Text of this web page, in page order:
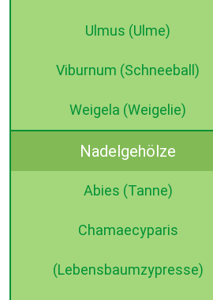
Ulmus (Ulme)
Viburnum (Schneeball)
Weigela (Weigelie)
Nadelgehölze
Abies (Tanne)
Chamaecyparis
(Lebensbaumzypresse)